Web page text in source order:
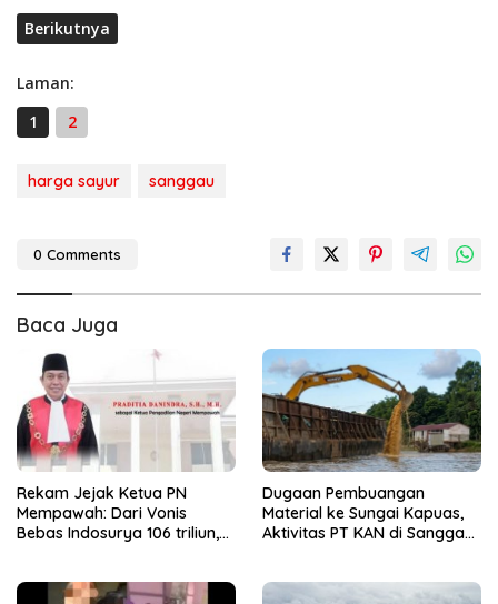
Berikutnya
Laman:
1
2
harga sayur sanggau
0 Comments
Baca Juga
Rekam Jejak Ketua PN
Mempawah: Dari Vonis
Bebas Indosurya 106 triliun,
KY
Dugaan Pembuangan
Material ke Sungai Kapuas,
Aktivitas PT KAN di Sanggau